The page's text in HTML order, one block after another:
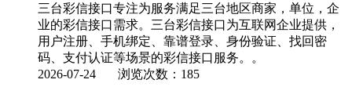
三台彩信接口专注为服务满足三台地区商家，单位，企
业的彩信接口需求。三台彩信接口为互联网企业提供，
用户注册、手机绑定、靠谱登录、身份验证、找回密
码、支付认证等场景的彩信接口服务。。
2026-07-24 浏览次数：185